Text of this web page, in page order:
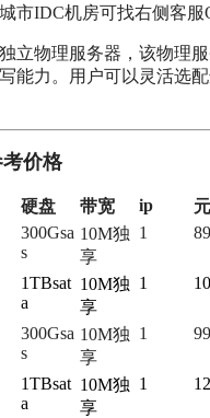
市IDC机房可找右侧客服
立物理服务器，该物理
能力。用户可以灵活选
价格
硬盘 带宽 ip
300Gsa
s
10M独
享
1
1TBsat
a
10M独
享
1
300Gsa
s
10M独
享
1
1TBsat
a
10M独
享
1